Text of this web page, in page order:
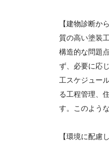
【建物診断か
質の高い塗装
構造的な問題
ず、必要に応
工スケジュー
る工程管理、
す。このよう
【環境に配慮